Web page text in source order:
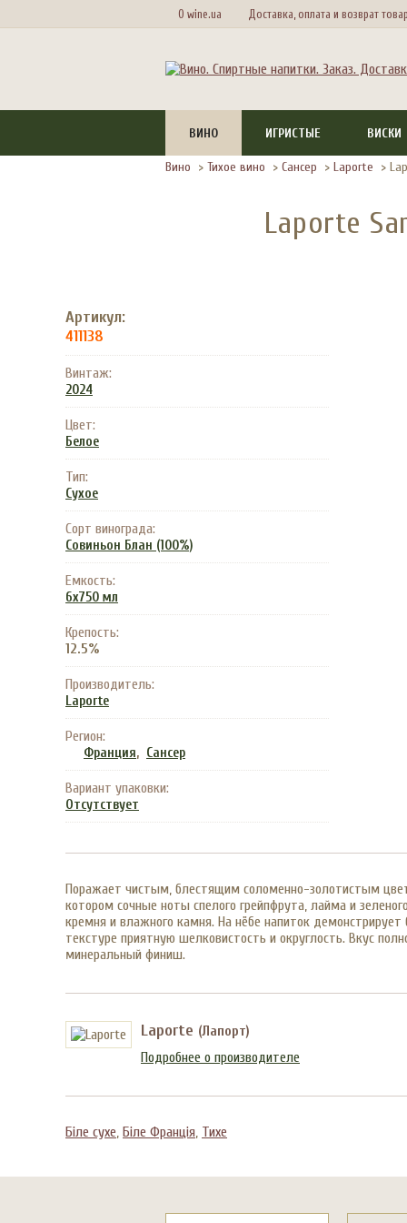
О wine.ua Доставка, оплата и возврат
ВИНО ИГРИСТЫЕ ВИСКИ
Вино > Тихое вино > Сансер > Laporte >
Laporte
Артикул:
411138
Винтаж:
2024
Цвет:
Белое
Тип:
Сухое
Сорт винограда:
Совиньон Блан (100%)
Емкость:
6x750 мл
Крепость:
12.5%
Производитель:
Laporte
Регион:
Франция, Сансер
Вариант упаковки:
Отсутствует
Поражает чистым, блестящим соломенно-золотистым
котором сочные ноты спелого грейпфрута, лайма и
кремня и влажного камня. На нёбе напиток
текстуре приятную шелковистость и округлость. Вкус
минеральный финиш.
Laporte (Лапорт)
Подробнее о производителе
Біле сухе, Біле Франція, Тихе